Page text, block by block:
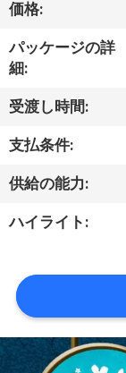
に
つ
い
て
工
場
旅
行
価格:
パッケージの詳
細:
受渡し時間:
支払条件:
供給の能力:
ハイライト: